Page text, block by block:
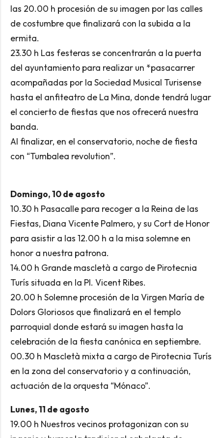
las 20.00 h procesión de su imagen por las calles
de costumbre que finalizará con la subida a la
ermita.
23.30 h Las festeras se concentrarán a la puerta
del ayuntamiento para realizar un *pasacarrer
acompañadas por la Sociedad Musical Turisense
hasta el anfiteatro de La Mina, donde tendrá lugar
el concierto de fiestas que nos ofrecerá nuestra
banda.
Al finalizar, en el conservatorio, noche de fiesta
con “Tumbalea revolution”.
Domingo, 10 de agosto
10.30 h Pasacalle para recoger a la Reina de las
Fiestas, Diana Vicente Palmero, y su Cort de Honor
para asistir a las 12.00 h a la misa solemne en
honor a nuestra patrona.
14.00 h Grande mascletà a cargo de Pirotecnia
Turís situada en la Pl. Vicent Ribes.
20.00 h Solemne procesión de la Virgen María de
Dolors Gloriosos que finalizará en el templo
parroquial donde estará su imagen hasta la
celebración de la fiesta canónica en septiembre.
00.30 h Mascletà mixta a cargo de Pirotecnia Turís
en la zona del conservatorio y a continuación,
actuación de la orquesta “Mónaco”.
Lunes, 11 de agosto
19.00 h Nuestros vecinos protagonizan con su